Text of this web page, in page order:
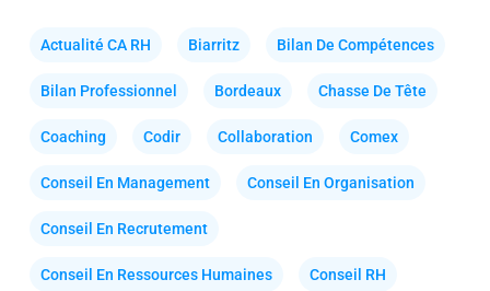
Actualité CA RH Biarritz Bilan De Compétences
Bilan Professionnel Bordeaux Chasse De Tête
Coaching Codir Collaboration Comex
Conseil En Management Conseil En Organisation
Conseil En Recrutement
Conseil En Ressources Humaines Conseil RH